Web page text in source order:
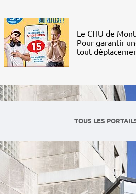
Le CHU de
Pour garantir
tout
TOUS LES